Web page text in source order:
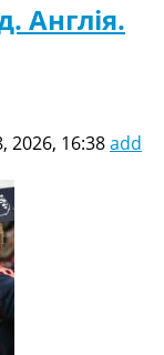
Англія.
2026, 16:38add